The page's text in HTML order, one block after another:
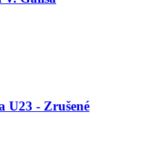
U23 - Zrušené